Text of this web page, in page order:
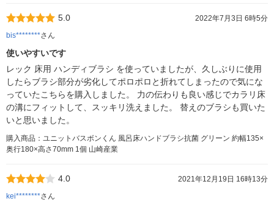
5.0
2022年7月3日 6時5分
bis********さん
使いやすいです
レック 床用 ハンディブラシ を使っていましたが、久しぶりに使用
したらブラシ部分が劣化してポロポロと折れてしまったので気にな
っていたこちらを購入しました。 力の伝わりも良い感じでカラリ床
の溝にフィットして、スッキリ洗えました。 替えのブラシも買いた
いと思いました。
購入商品：ユニットバスボンくん 風呂床ハンドブラシ抗菌 グリーン 約幅135×
奥行180×高さ70mm 1個 山崎産業
4.0
2021年12月19日 16時13分
kei********さん